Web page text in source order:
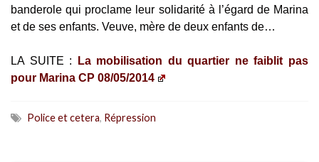
banderole qui proclame leur solidarité à l’égard de Marina
et de ses enfants. Veuve, mère de deux enfants de…
LA SUITE :
La mobilisation du quartier ne faiblit pas
pour Marina CP 08/05/2014
Police et cetera, Répression